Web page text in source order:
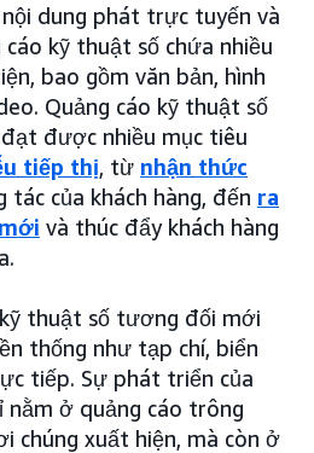
dung phát trực tuyến và
kỹ thuật số chứa nhiều
bao gồm văn bản, hình
Quảng cáo kỹ thuật số
được nhiều mục tiêu
tiếp thị, từ nhận thức
tác của khách hàng, đến ra
và thúc đẩy khách hàng
thuật số tương đối mới
thống như tạp chí, biển
tiếp. Sự phát triển của
nằm ở quảng cáo trông
chúng xuất hiện, mà còn ở